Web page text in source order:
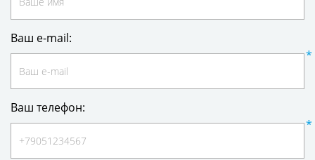
Ваш e-mail:
Ваш телефон: